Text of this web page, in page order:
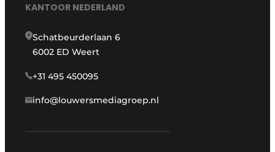
KANTOOR NEDERLAND
Schatbeurderlaan 6
6002 ED Weert
+31 495 450095
info@louwersmediagroep.nl